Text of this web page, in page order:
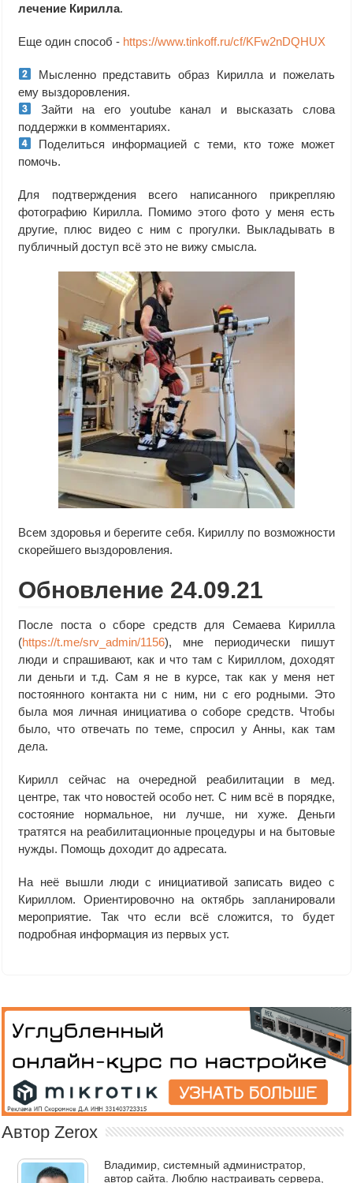
лечение Кирилла.
Еще один способ - https://www.tinkoff.ru/cf/KFw2nDQHUX
Мысленно представить образ Кирилла и пожелать
ему выздоровления.
Зайти на его youtube канал и высказать слова
поддержки в комментариях.
Поделиться информацией с теми, кто тоже может
помочь.
Для подтверждения всего написанного прикрепляю
фотографию Кирилла. Помимо этого фото у меня есть
другие, плюс видео с ним с прогулки. Выкладывать в
публичный доступ всё это не вижу смысла.
Всем здоровья и берегите себя. Кириллу по возможности
скорейшего выздоровления.
Обновление 24.09.21
После поста о сборе средств для Семаева Кирилла
(https://t.me/srv_admin/1156), мне периодически пишут
люди и спрашивают, как и что там с Кириллом, доходят
ли деньги и т.д. Сам я не в курсе, так как у меня нет
постоянного контакта ни с ним, ни с его родными. Это
была моя личная инициатива о соборе средств. Чтобы
было, что отвечать по теме, спросил у Анны, как там
дела.
Кирилл сейчас на очередной реабилитации в мед.
центре, так что новостей особо нет. С ним всё в порядке,
состояние нормальное, ни лучше, ни хуже. Деньги
тратятся на реабилитационные процедуры и на бытовые
нужды. Помощь доходит до адресата.
На неё вышли люди с инициативой записать видео с
Кириллом. Ориентировочно на октябрь запланировали
мероприятие. Так что если всё сложится, то будет
подробная информация из первых уст.
Автор Zerox
Владимир, системный администратор,
автор сайта. Люблю настраивать сервера,